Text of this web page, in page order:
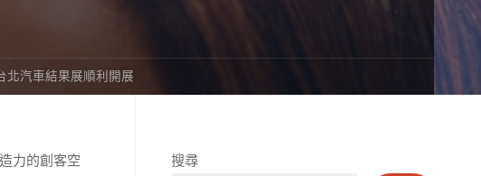
北汽車結果展順利開展
力的創客空
搜尋